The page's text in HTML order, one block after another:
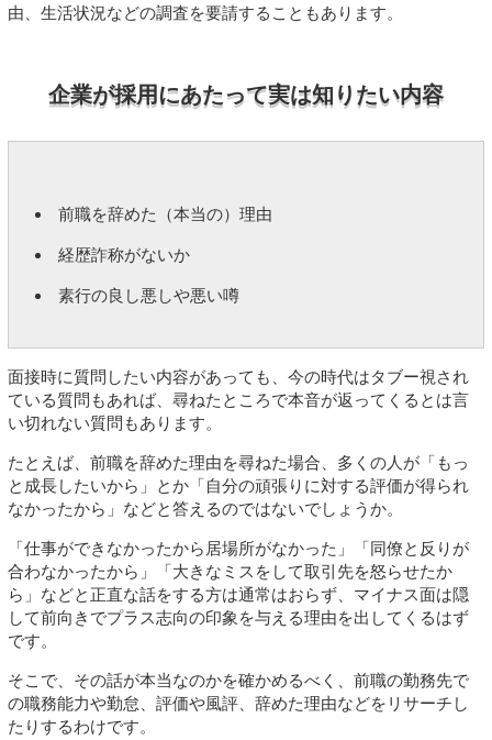
由、生活状況などの調査を要請することもあります。
企業が採用にあたって実は知りたい内容
前職を辞めた（本当の）理由
経歴詐称がないか
素行の良し悪しや悪い噂
面接時に質問したい内容があっても、今の時代はタブー視され
ている質問もあれば、尋ねたところで本音が返ってくるとは言
い切れない質問もあります。
たとえば、前職を辞めた理由を尋ねた場合、多くの人が「もっ
と成長したいから」とか「自分の頑張りに対する評価が得られ
なかったから」などと答えるのではないでしょうか。
「仕事ができなかったから居場所がなかった」「同僚と反りが
合わなかったから」「大きなミスをして取引先を怒らせたか
ら」などと正直な話をする方は通常はおらず、マイナス面は隠
して前向きでプラス志向の印象を与える理由を出してくるはず
です。
そこで、その話が本当なのかを確かめるべく、前職の勤務先で
の職務能力や勤怠、評価や風評、辞めた理由などをリサーチし
たりするわけです。